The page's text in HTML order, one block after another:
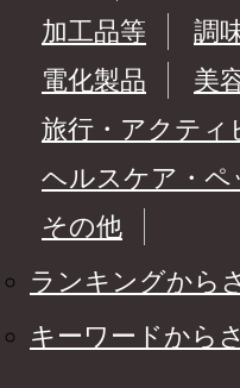
加工品等
調
電化製品
美
旅行・アクティ
ヘルスケア・ペ
その他
ランキングから
キーワードから